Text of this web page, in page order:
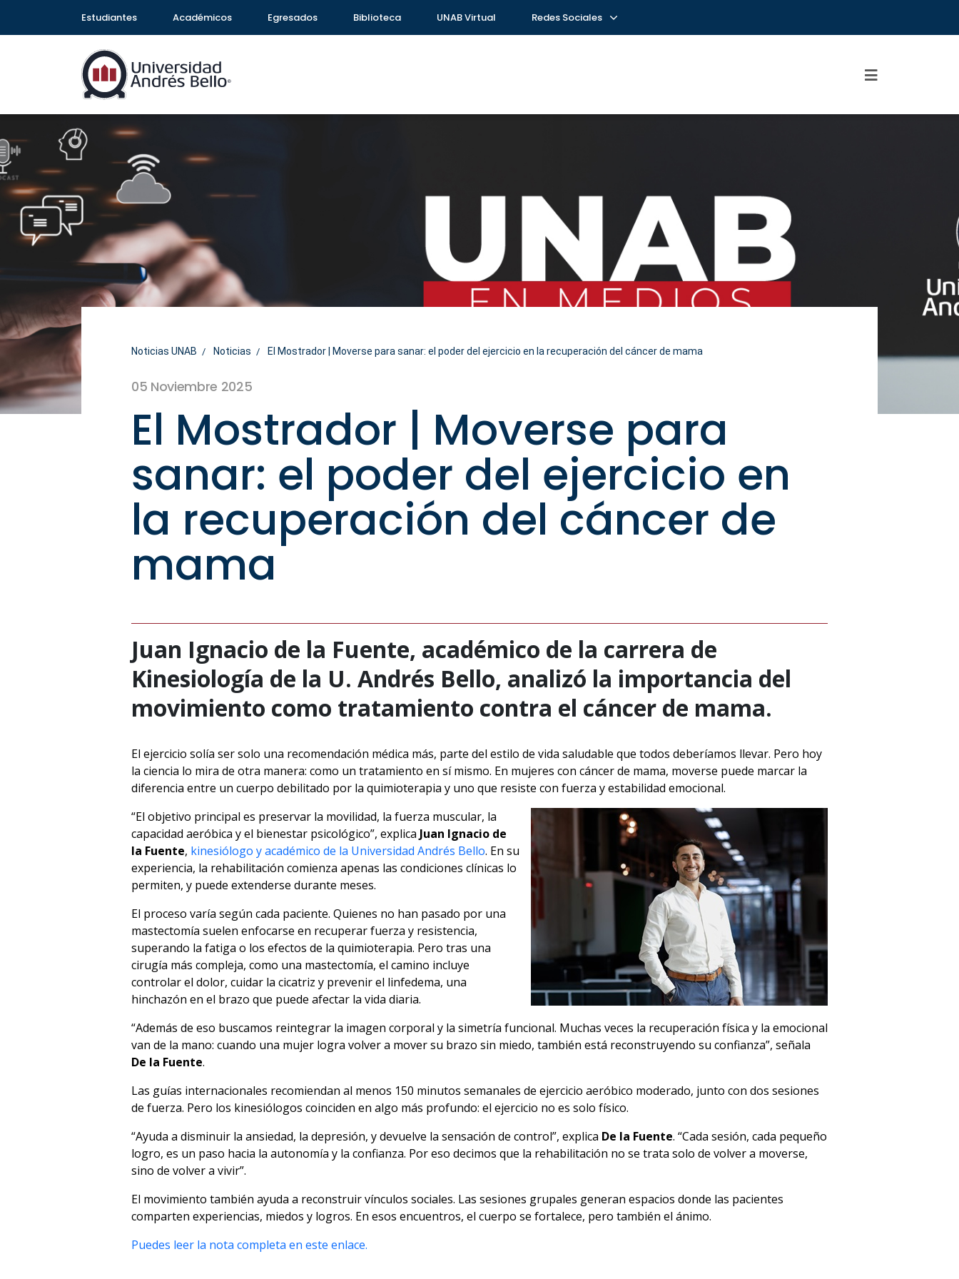
Estudiantes Académicos Egresados Biblioteca UNAB Virtual Redes Sociales
Noticias UNAB Noticias El Mostrador | Moverse para sanar: el poder del ejercicio en la recuperación del cáncer de mama
05 Noviembre 2025
El Mostrador | Moverse para
sanar: el poder del ejercicio en
la recuperación del cáncer de
mama
Juan Ignacio de la Fuente, académico de la carrera de
Kinesiología de la U. Andrés Bello, analizó la importancia del
movimiento como tratamiento contra el cáncer de mama.
El ejercicio solía ser solo una recomendación médica más, parte del estilo de vida saludable que todos deberíamos llevar. Pero hoy
la ciencia lo mira de otra manera: como un tratamiento en sí mismo. En mujeres con cáncer de mama, moverse puede marcar la
diferencia entre un cuerpo debilitado por la quimioterapia y uno que resiste con fuerza y estabilidad emocional.
“El objetivo principal es preservar la movilidad, la fuerza muscular, la
capacidad aeróbica y el bienestar psicológico”, explica Juan Ignacio de
la Fuente, kinesiólogo y académico de la Universidad Andrés Bello. En su
experiencia, la rehabilitación comienza apenas las condiciones clínicas lo
permiten, y puede extenderse durante meses.
El proceso varía según cada paciente. Quienes no han pasado por una
mastectomía suelen enfocarse en recuperar fuerza y resistencia,
superando la fatiga o los efectos de la quimioterapia. Pero tras una
cirugía más compleja, como una mastectomía, el camino incluye
controlar el dolor, cuidar la cicatriz y prevenir el linfedema, una
hinchazón en el brazo que puede afectar la vida diaria.
“Además de eso buscamos reintegrar la imagen corporal y la simetría funcional. Muchas veces la recuperación física y la emocional
van de la mano: cuando una mujer logra volver a mover su brazo sin miedo, también está reconstruyendo su confianza”, señala
De la Fuente.
Las guías internacionales recomiendan al menos 150 minutos semanales de ejercicio aeróbico moderado, junto con dos sesiones
de fuerza. Pero los kinesiólogos coinciden en algo más profundo: el ejercicio no es solo físico.
“Ayuda a disminuir la ansiedad, la depresión, y devuelve la sensación de control”, explica De la Fuente. “Cada sesión, cada pequeño
logro, es un paso hacia la autonomía y la confianza. Por eso decimos que la rehabilitación no se trata solo de volver a moverse,
sino de volver a vivir”.
El movimiento también ayuda a reconstruir vínculos sociales. Las sesiones grupales generan espacios donde las pacientes
comparten experiencias, miedos y logros. En esos encuentros, el cuerpo se fortalece, pero también el ánimo.
Puedes leer la nota completa en este enlace.